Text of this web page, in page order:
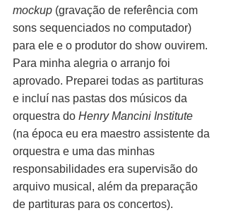
mockup (gravação de referência com
sons sequenciados no computador)
para ele e o produtor do show ouvirem.
Para minha alegria o arranjo foi
aprovado. Preparei todas as partituras
e incluí nas pastas dos músicos da
orquestra do Henry Mancini Institute
(na época eu era maestro assistente da
orquestra e uma das minhas
responsabilidades era supervisão do
arquivo musical, além da preparação
de partituras para os concertos).